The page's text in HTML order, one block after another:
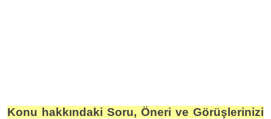
Konu hakkındaki Soru, Öneri ve Görüşlerinizi